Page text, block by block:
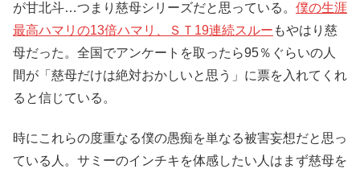
が甘北斗…つまり慈母シリーズだと思っている。 僕の生涯
最高ハマリの13倍ハマリ、ＳＴ19連続スルー もやはり慈
母だった。全国でアンケートを取ったら95％ぐらいの人
間が「慈母だけは絶対おかしいと思う」に票を入れてくれ
ると信じている。
時にこれらの度重なる僕の愚痴を単なる被害妄想だと思っ
ている人。サミーのインチキを体感したい人はまず慈母を